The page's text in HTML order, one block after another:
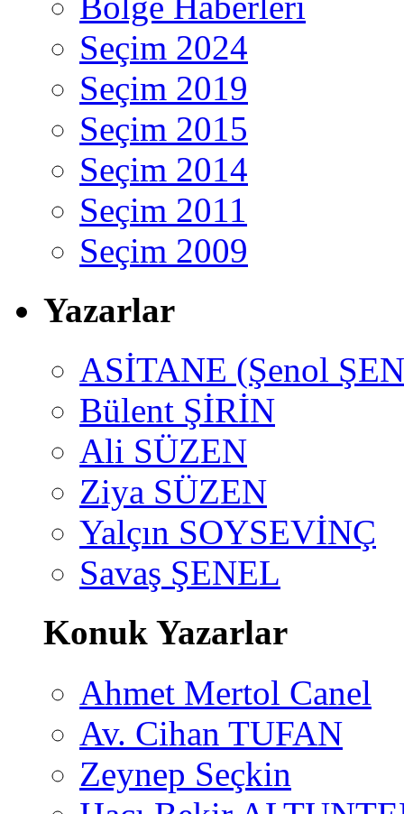
Seçim 2024
Seçim 2019
Seçim 2015
Seçim 2014
Seçim 2011
Seçim 2009
Yazarlar
ASİTANE (Şenol
Bülent ŞİRİN
Ali SÜZEN
Ziya SÜZEN
Yalçın SOYSEVİNÇ
Savaş ŞENEL
Konuk Yazarlar
Ahmet Mertol Canel
Av. Cihan TUFAN
Zeynep Seçkin